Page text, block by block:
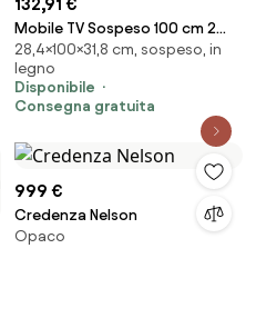
132,91 €
Mobile TV Sospeso 100 cm 2
Ante A Ribalta Noce Scuro Lume
28,4×100×31,8 cm, sospeso, in
legno
Disponibile
Consegna gratuita
999 €
Credenza Nelson
Opaco